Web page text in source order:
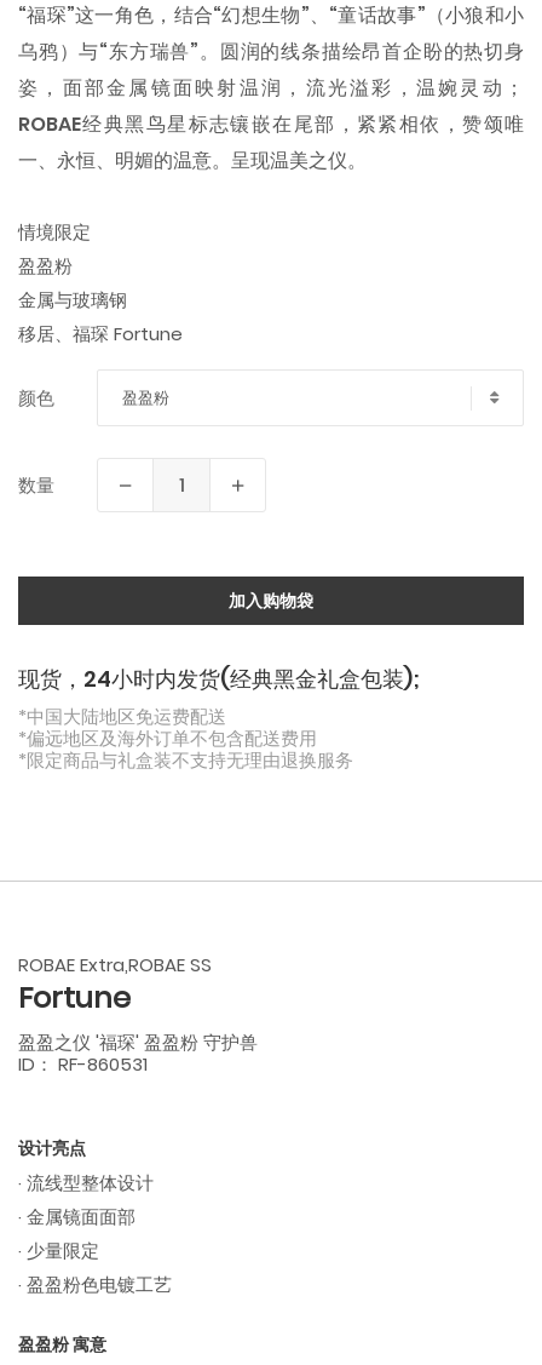
“福琛”这一角色，结合“幻想生物”、“童话故事”（小狼和小
乌鸦）与“东方瑞兽”。圆润的线条描绘昂首企盼的热切身
姿，面部金属镜面映射温润，流光溢彩，温婉灵动；
ROBAE经典黑鸟星标志镶嵌在尾部，紧紧相依，赞颂唯
一、永恒、明媚的温意。呈现温美之仪。
情境限定
盈盈粉
金属与玻璃钢
移居、福琛 Fortune
颜色 盈盈粉
数量
加入购物袋
现货，24小时内发货(经典黑金礼盒包装);
*中国大陆地区免运费配送
*偏远地区及海外订单不包含配送费用
*限定商品与礼盒装不支持无理由退换服务
ROBAE Extra,ROBAE SS
Fortune
盈盈之仪 '福琛' 盈盈粉 守护兽
ID： RF-860531
设计亮点
· 流线型整体设计
· 金属镜面面部
· 少量限定
· 盈盈粉色电镀工艺
盈盈粉 寓意